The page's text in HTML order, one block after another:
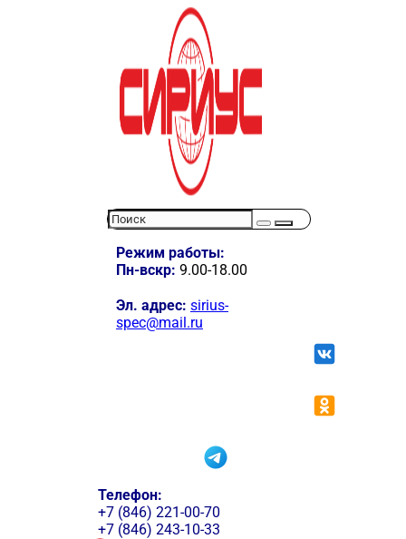
Режим работы:
Пн-вскр: 9.00-18.00
Эл. адрес: sirius-
spec@mail.ru
Телефон:
+7 (846) 221-00-70
+7 (846) 243-10-33